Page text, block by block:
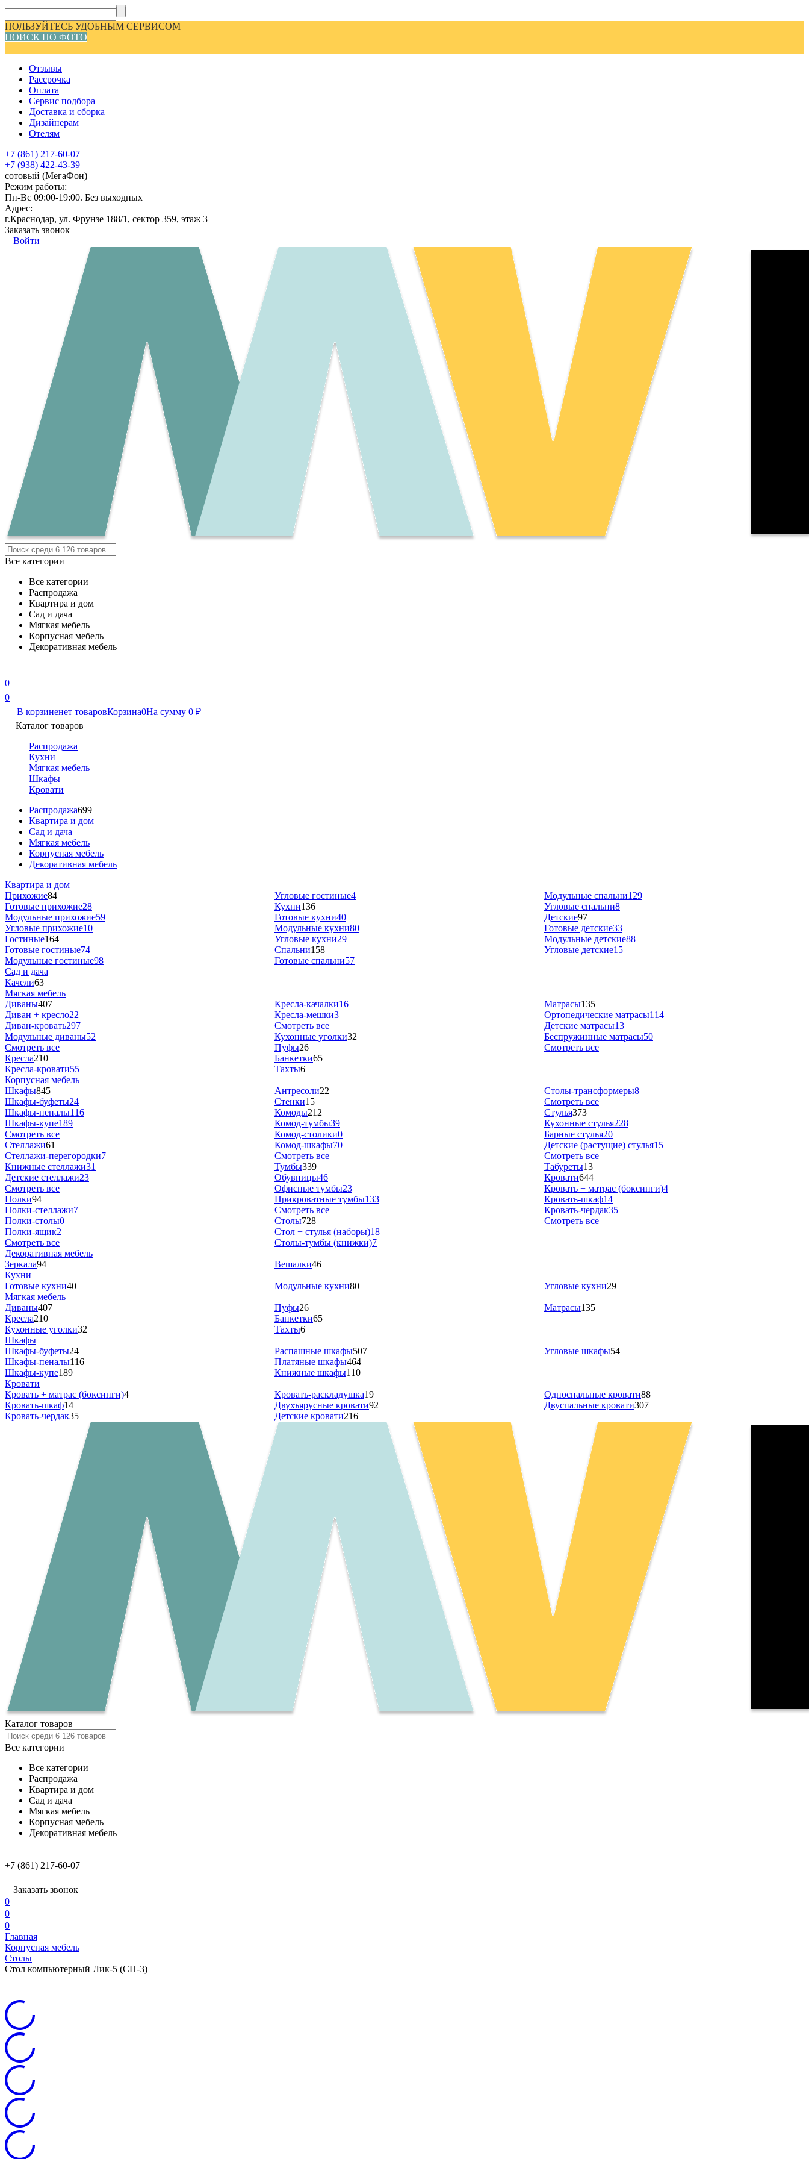
ПОЛЬЗУЙТЕСЬ УДОБНЫМ СЕРВИСОМ
ПОИСК ПО ФОТО
Отзывы
Рассрочка
Оплата
Сервис подбора
Доставка и сборка
Дизайнерам
Отелям
+7 (861) 217-60-07
+7 (938) 422-43-39
сотовый (МегаФон)
Режим работы:
Пн-Вс 09:00-19:00. Без выходных
Адрес:
г.Краснодар, ул. Фрунзе 188/1, сектор 359, этаж 3
Заказать звонок
Войти
Все категории
Все категории
Распродажа
Квартира и дом
Сад и дача
Мягкая мебель
Корпусная мебель
Декоративная мебель
0
0
В корзиненет товаровКорзина0На сумму 0 ₽
Каталог товаров
Распродажа
Кухни
Мягкая мебель
Шкафы
Кровати
Распродажа699
Квартира и дом
Сад и дача
Мягкая мебель
Корпусная мебель
Декоративная мебель
Квартира и дом
Прихожие84
Готовые прихожие28
Модульные прихожие59
Угловые прихожие10
Гостиные164
Готовые гостиные74
Модульные гостиные98
Угловые гостиные4
Кухни136
Готовые кухни40
Модульные кухни80
Угловые кухни29
Спальни158
Готовые спальни57
Модульные спальни129
Угловые спальни8
Детские97
Готовые детские33
Модульные детские88
Угловые детские15
Сад и дача
Качели63
Мягкая мебель
Диваны407
Диван + кресло22
Диван-кровать297
Модульные диваны52
Смотреть все
Кресла210
Кресла-кровати55
Кресла-качалки16
Кресла-мешки3
Смотреть все
Кухонные уголки32
Пуфы26
Банкетки65
Тахты6
Матрасы135
Ортопедические матрасы114
Детские матрасы13
Беспружинные матрасы50
Смотреть все
Корпусная мебель
Шкафы845
Шкафы-буфеты24
Шкафы-пеналы116
Шкафы-купе189
Смотреть все
Стеллажи61
Стеллажи-перегородки7
Книжные стеллажи31
Детские стеллажи23
Смотреть все
Полки94
Полки-стеллажи7
Полки-столы0
Полки-ящик2
Смотреть все
Антресоли22
Стенки15
Комоды212
Комод-тумбы39
Комод-столики0
Комод-шкафы70
Смотреть все
Тумбы339
Обувницы46
Офисные тумбы23
Прикроватные тумбы133
Смотреть все
Столы728
Стол + стулья (наборы)18
Столы-тумбы (книжки)7
Столы-трансформеры8
Смотреть все
Стулья373
Кухонные стулья228
Барные стулья20
Детские (растущие) стулья15
Смотреть все
Табуреты13
Кровати644
Кровать + матрас (боксинги)4
Кровать-шкаф14
Кровать-чердак35
Смотреть все
Декоративная мебель
Зеркала94 Вешалки46
Кухни
Готовые кухни40 Модульные кухни80 Угловые кухни29
Мягкая мебель
Диваны407
Кресла210
Кухонные уголки32
Пуфы26
Банкетки65
Тахты6
Матрасы135
Шкафы
Шкафы-буфеты24
Шкафы-пеналы116
Шкафы-купе189
Распашные шкафы507
Платяные шкафы464
Книжные шкафы110
Угловые шкафы54
Кровати
Кровать + матрас (боксинги)4
Кровать-шкаф14
Кровать-чердак35
Кровать-раскладушка19
Двухъярусные кровати92
Детские кровати216
Односпальные кровати88
Двуспальные кровати307
Каталог товаров
Все категории
Все категории
Распродажа
Квартира и дом
Сад и дача
Мягкая мебель
Корпусная мебель
Декоративная мебель
+7 (861) 217-60-07
Заказать звонок
0
0
0
Главная
Корпусная мебель
Столы
Стол компьютерный Лик-5 (СП-3)